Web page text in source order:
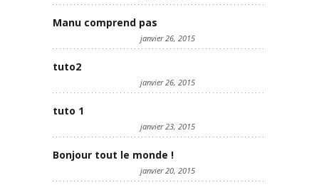
Manu comprend pas
janvier 26, 2015
tuto2
janvier 26, 2015
tuto 1
janvier 23, 2015
Bonjour tout le monde !
janvier 20, 2015